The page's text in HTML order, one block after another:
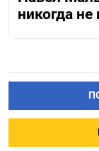
никогда не